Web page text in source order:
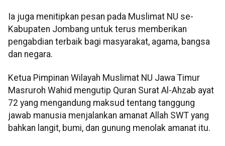
Ia juga menitipkan pesan pada Muslimat NU se-
Kabupaten Jombang untuk terus memberikan
pengabdian terbaik bagi masyarakat, agama, bangsa
dan negara.
Ketua Pimpinan Wilayah Muslimat NU Jawa Timur
Masruroh Wahid mengutip Quran Surat Al-Ahzab ayat
72 yang mengandung maksud tentang tanggung
jawab manusia menjalankan amanat Allah SWT yang
bahkan langit, bumi, dan gunung menolak amanat itu.